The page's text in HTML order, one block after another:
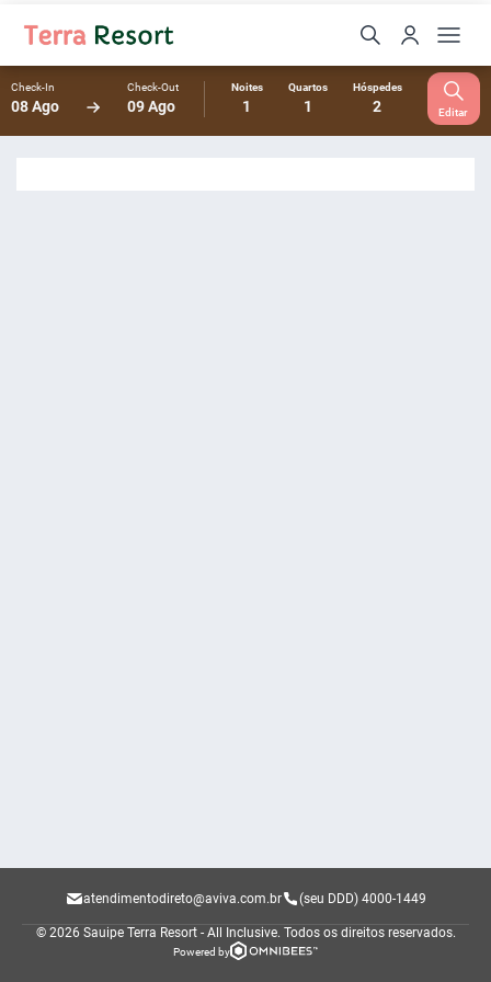
Check-In
08 Ago
Check-Out
09 Ago
Noites
1
Quartos
1
Hóspedes
2 Editar
atendimentodireto@aviva.com.br (seu DDD) 4000-1449
© 2026 Sauipe Terra Resort - All Inclusive. Todos os direitos reservados.
Powered by